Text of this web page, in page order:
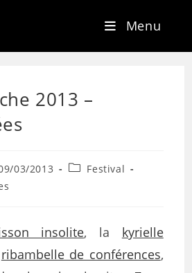
Menu
2013 –
03/2013
Festival
insolite, la kyrielle
ribambelle de conférences,